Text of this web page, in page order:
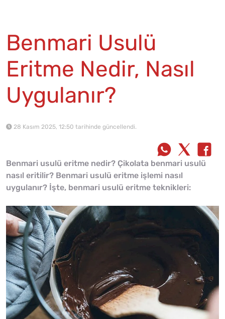
Benmari Usulü
Eritme Nedir, Nasıl
Uygulanır?
28 Kasım 2025, 12:50 tarihinde güncellendi.
Benmari usulü eritme nedir? Çikolata benmari usulü
nasıl eritilir? Benmari usulü eritme işlemi nasıl
uygulanır? İşte, benmari usulü eritme teknikleri: